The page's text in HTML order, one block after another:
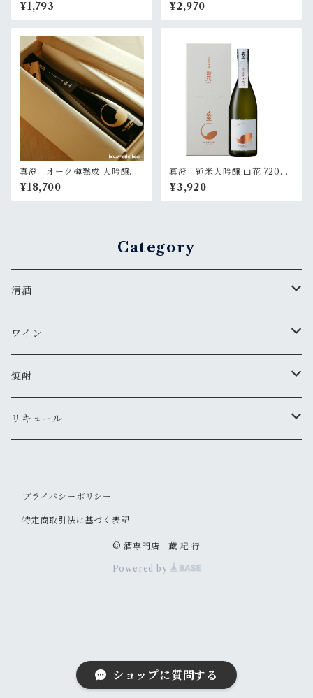
ショップに質問する
¥1,793 ¥2,970
真澄 オーク樽熟成 大吟醸
『静山』720ml（桐箱入）
¥18,700
真澄 純米大吟醸 山花 720ml
（化粧箱入）
¥3,920
Category
清酒
MIYASAKA
真澄
夜明け前
帰山
ワイン
ドメーヌ・コーセイ
安曇野ワイナリー
焼酎
千曲錦・帰山
リキュール
その他
プライバシーポリシー
特定商取引法に基づく表記
© 酒専門店 蔵 紀 行
Powered by